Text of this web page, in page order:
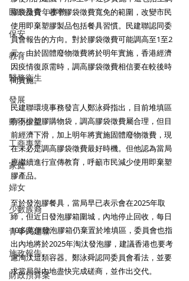
民政及青年事務
保安
教育
醫務衛生
發展
動物權益
工商專業
家庭
婦女
少數族裔
青年民建聯
施政報告
財政預算案
膠袋徵費，收窄膠袋徵費寬免的範圍，改變市民
使用即棄塑膠製品包括餐具習慣。民建聯認同委
員會報告的方向。對於膠袋徵費可能調高至1至2
元，由於固體廢物徵費將於明年實施，香港經濟
因疫情復原需時，調高膠袋徵費相信要在較後時
間實施。
民建聯環境事務發言人鄭泳舜指出，目前堆填區
有不少塑膠購物袋，調高膠袋徵費屬合理，但目
前經濟下滑，加上明年將實施固體廢物徵費，現
在未必是調高膠袋徵費最好時機。但他認為當局
應繼續進行宣傳教育，呼籲市民減少使用即棄塑
膠產品。
至於發泡膠餐具，當局早已表示會在2025年取
締，但近日發泡膠箱圍城，內地停止回收，每日
10多萬個發泡膠箱仍棄置於堆填區，委員會也指
出內地將於2025年淘汰發泡膠，建議香港也要考
慮淘汰這類容器。鄭泳舜認同委員會看法，並要
求當局與內地盡快完成磋商，並作出交代。